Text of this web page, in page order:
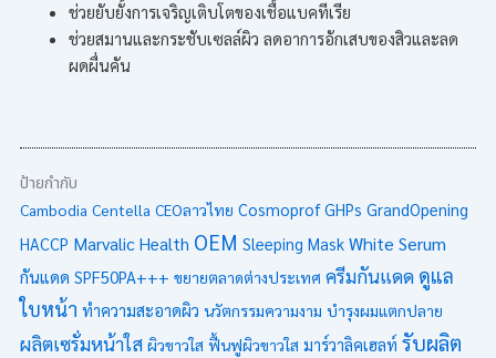
ช่วยยับยั้งการเจริญเติบโตของเชื้อแบคทีเรีย
ช่วยสมานและกระชับเซลล์ผิว ลดอาการอักเสบของสิวและลด
ผดผื่นคัน
ป้ายกำกับ
Cambodia Centella CEOลาวไทย Cosmoprof GHPs GrandOpening
HACCP Marvalic Health OEM Sleeping Mask White Serum
กันแดด SPF50PA+++ ขยายตลาดต่างประเทศ ครีมกันแดด ดูแล
ใบหน้า ทำความสะอาดผิว นวัตกรรมความงาม บำรุงผมแตกปลาย
ผลิตเซรั่มหน้าใส ผิวขาวใส ฟื้นฟูผิวขาวใส มาร์วาลิคเฮลท์ รับผลิต